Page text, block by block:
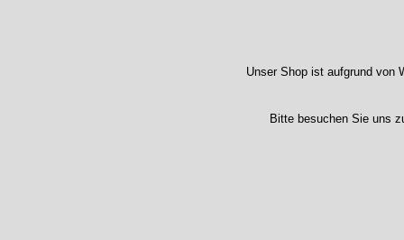
Unser Shop ist aufgrund von
Bitte besuchen Sie uns